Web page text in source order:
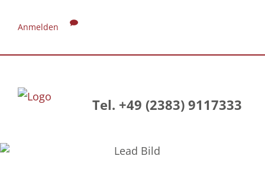
Anmelden
Tel. +49 (2383) 9117333